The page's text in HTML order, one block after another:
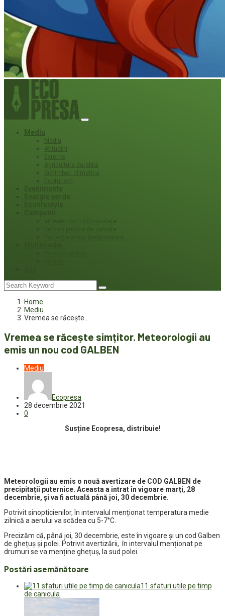
Mediu
Mediu
Atitudini
Externe
Agricultura durabila
Schimbari climatice
Ecoturism
Home
Mediu
Vremea se răcește…
Vremea se răcește simțitor. Meteorologii au
emis un nou cod GALBEN
Mediu
Ecopresa
28 decembrie 2021
0
Susține Ecopresa, distribuie!
Meteorologii au emis o nouă avertizare de COD GALBEN de
precipitații puternice. Aceasta a intrat în vigoare marți, 28
decembrie, și va fi actuală până joi, 30 decembrie.
Potrivit sinopticienilor, în intervalul menționat temperatura medie
zilnică a aerului va scădea cu 5-7°C.
Precizăm că, până joi, 30 decembrie, este în vigoare și un cod Galben
de ghețuș și polei. Potrivit avertizării, în intervalul menționat pe
drumuri se va menține ghețuș, la sud polei.
Postări asemănătoare
11 sfaturi utile pe timp
de canicula